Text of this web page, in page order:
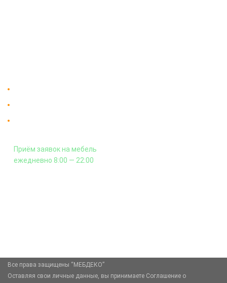
Приём заявок на мебель
ежедневно 8:00 — 22:00
Все права защищены “МЕБДЕКО”
Оставляя свои личные данные, вы принимаете Соглашение о